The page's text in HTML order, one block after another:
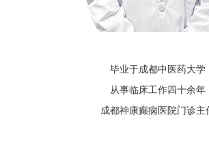
毕业于成都中医药大学
从事临床工作四十余年
成都神康癫痫医院门诊主